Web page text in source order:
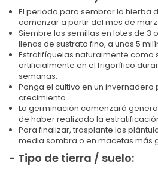
El periodo para sembrar la hierba
comenzar a partir del mes de
Siembre las semillas en lotes de 3
llenas de sustrato fino, a unos 5
Estratifíquelas naturalmente como
artificialmente en el frigorífico
semanas.
Ponga el cultivo en un invernadero
crecimiento.
La germinación comenzará
de haber realizado la
Para finalizar, trasplante las
media sombra o en macetas más
- Tipo de tierra / suelo: